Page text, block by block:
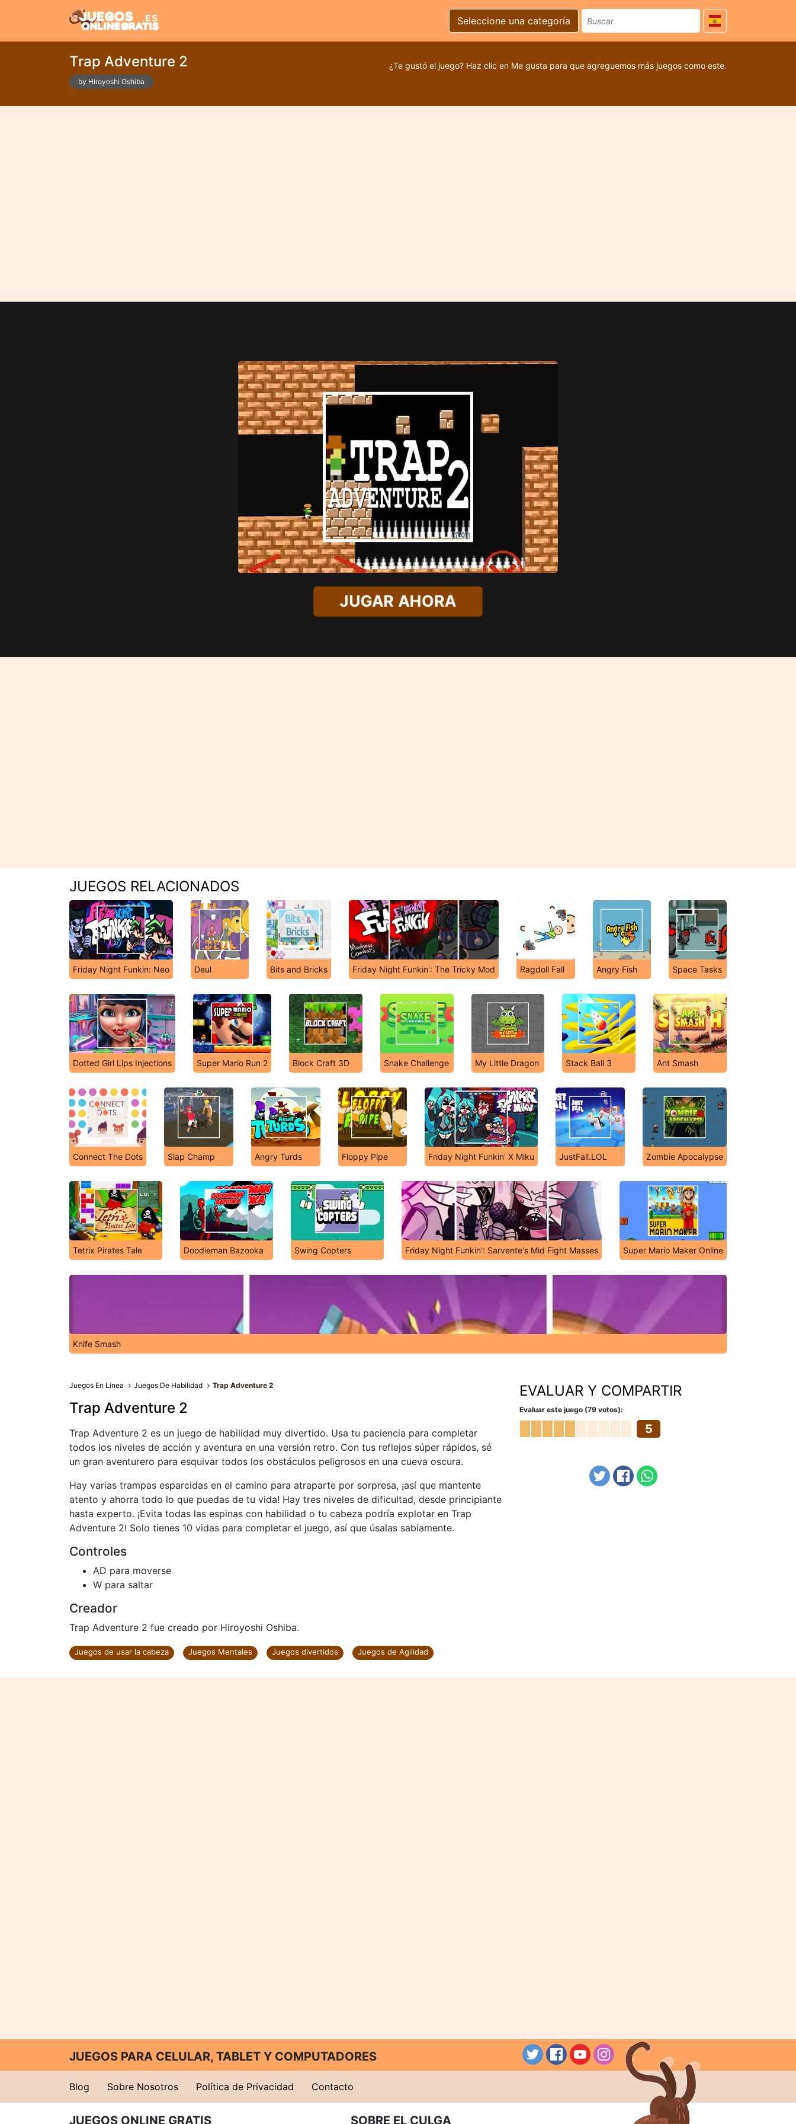
Seleccione una categoría
Trap Adventure 2
by Hiroyoshi Oshiba
¿Te gustó el juego? Haz clic en Me gusta para que agreguemos más juegos como este.
JUGAR AHORA
JUEGOS RELACIONADOS
Friday Night Funkin: Neo Deul Bits and Bricks Friday Night Funkin': The Tricky Mod Ragdoll Fall Angry Fish Space Tasks
Dotted Girl Lips Injections Super Mario Run 2 Block Craft 3D Snake Challenge My Little Dragon Stack Ball 3 Ant Smash
Connect The Dots Slap Champ Angry Turds Floppy Pipe Friday Night Funkin' X Miku JustFall.LOL Zombie Apocalypse
Tetrix Pirates Tale Doodieman Bazooka Swing Copters Friday Night Funkin': Sarvente's Mid Fight Masses Super Mario Maker Online
Knife Smash
Juegos En Línea Juegos De Habilidad Trap Adventure 2
Trap Adventure 2
Trap Adventure 2 es un juego de habilidad muy divertido. Usa tu paciencia para completar
todos los niveles de acción y aventura en una versión retro. Con tus reflejos súper rápidos, sé
un gran aventurero para esquivar todos los obstáculos peligrosos en una cueva oscura.
Hay varias trampas esparcidas en el camino para atraparte por sorpresa, ¡así que mantente
atento y ahorra todo lo que puedas de tu vida! Hay tres niveles de dificultad, desde principiante
hasta experto. ¡Evita todas las espinas con habilidad o tu cabeza podría explotar en Trap
Adventure 2! Solo tienes 10 vidas para completar el juego, así que úsalas sabiamente.
Controles
AD para moverse
W para saltar
Creador
Trap Adventure 2 fue creado por Hiroyoshi Oshiba.
Juegos de usar la cabeza Juegos Mentales Juegos divertidos Juegos de Agilidad
EVALUAR Y COMPARTIR
Evaluar este juego (79 votos):
5
JUEGOS PARA CELULAR, TABLET Y COMPUTADORES
Blog Sobre Nosotros Política de Privacidad Contacto
JUEGOS ONLINE GRATIS SOBRE EL CULGA